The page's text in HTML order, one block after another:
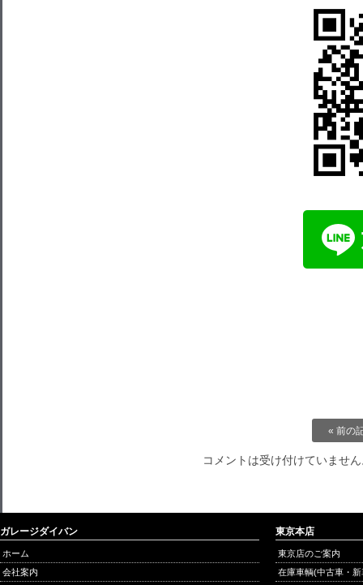
« 前の
コメントは受け付けていませ
ガレージダイバン
ホーム
会社案内
東京本店
東京店のご案内
在庫車輌(中古車・